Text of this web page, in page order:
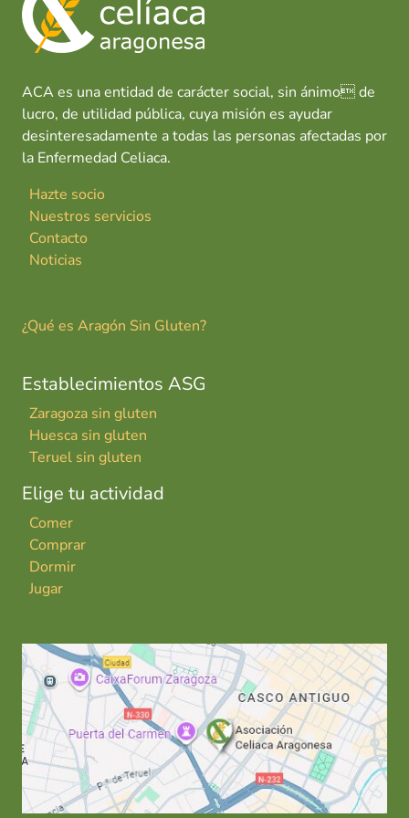
k p
ACA es una entidad de carácter social, sin ánimo de
lucro, de utilidad pública, cuya misión es ayudar
desinteresadamente a todas las personas afectadas por
la Enfermedad Celiaca.
Hazte socio
Nuestros servicios
Contacto
Noticias
¿Qué es Aragón Sin Gluten?
Establecimientos ASG
Zaragoza sin gluten
Huesca sin gluten
Teruel sin gluten
Elige tu actividad
Comer
Comprar
Dormir
Jugar